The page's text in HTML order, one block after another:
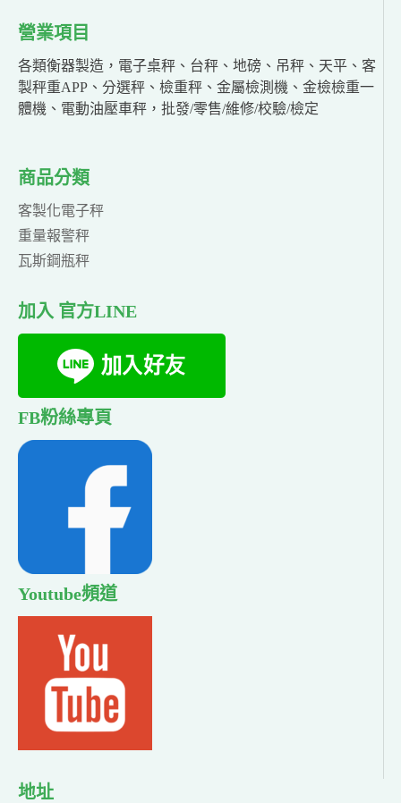
營業項目
各類衡器製造，電子桌秤、台秤、地磅、吊秤、天平、客
製秤重APP、分選秤、檢重秤、金屬檢測機、金檢檢重一
體機、電動油壓車秤，批發/零售/維修/校驗/檢定
商品分類
客製化電子秤
重量報警秤
瓦斯鋼瓶秤
加入 官方LINE
FB粉絲專頁
Youtube頻道
地址